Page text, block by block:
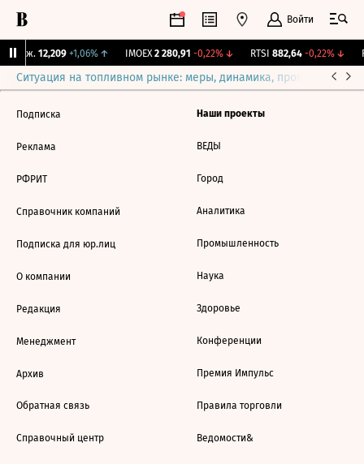
Войти
Бирж. 12,209 +1,06%↑ IMOEX 2 280,91 -0,22%↓ RTSI 882,64 -0,22%↓
Ситуация на топливном рынке: меры, динамика, прогнозы
Подписка
Реклама
РФРИТ
Справочник компаний
Подписка для юр.лиц
О компании
Редакция
Менеджмент
Архив
Обратная связь
Справочный центр
Наши проекты
ВЕДЫ
Город
Аналитика
Промышленность
Наука
Здоровье
Конференции
Премия Импульс
Правила торговли
Ведомости&